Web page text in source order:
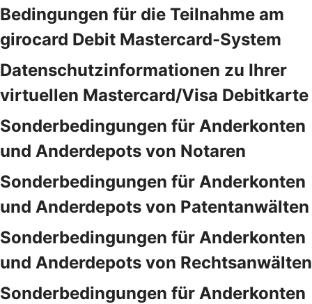
Bedingungen für die Teilnahme am
girocard Debit Mastercard-System
Datenschutzinformationen zu Ihrer
virtuellen Mastercard/Visa Debitkarte
Sonderbedingungen für Anderkonten
und Anderdepots von Notaren
Sonderbedingungen für Anderkonten
und Anderdepots von Patentanwälten
Sonderbedingungen für Anderkonten
und Anderdepots von Rechtsanwälten
Sonderbedingungen für Anderkonten